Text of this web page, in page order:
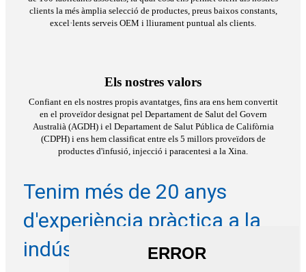
clients la més àmplia selecció de productes, preus baixos constants,
excel·lents serveis OEM i lliurament puntual als clients.
Els nostres valors
Confiant en els nostres propis avantatges, fins ara ens hem convertit
en el proveïdor designat pel Departament de Salut del Govern
Australià (AGDH) i el Departament de Salut Pública de Califòrnia
(CDPH) i ens hem classificat entre els 5 millors proveïdors de
productes d'infusió, injecció i paracentesi a la Xina.
Tenim més de 20 anys
d'experiència pràctica a la
indústria